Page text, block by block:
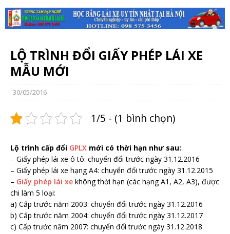
LỘ TRÌNH ĐỔI GIẤY PHÉP LÁI XE
MẪU MỚI
30/05/2016
1/5 - (1 bình chọn)
Lộ trình cấp đổi GPLX mới có thời hạn như sau:
– Giấy phép lái xe ô tô: chuyển đổi trước ngày 31.12.2016
– Giấy phép lái xe hạng A4: chuyển đổi trước ngày 31.12.2015
– Giấy phép lái xe không thời hạn (các hạng A1, A2, A3), được
chi làm 5 loại:
a) Cấp trước năm 2003: chuyển đổi trước ngày 31.12.2016
b) Cấp trước năm 2004: chuyển đổi trước ngày 31.12.2017
c) Cấp trước năm 2007: chuyển đổi trước ngày 31.12.2018